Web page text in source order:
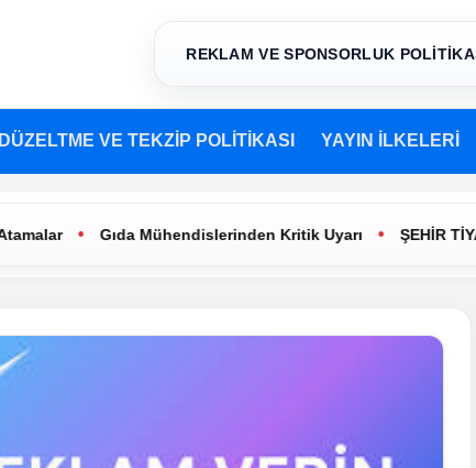
REKLAM VE SPONSORLUK
DÜZELTME VE TEKZİP POLİTİKASI YAYIN İLKELERİ
• Gıda Mühendislerinden Kritik Uyarı • ŞEHİR